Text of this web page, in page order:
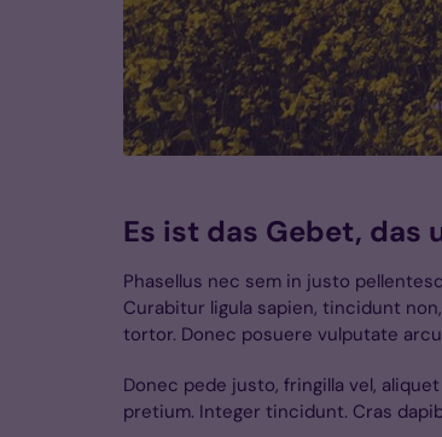
Es ist das Gebet, das
Phasellus nec sem in justo
Curabitur ligula sapien, tincidunt
tortor. Donec posuere vulputate
Donec pede justo, fringilla vel,
pretium. Integer tincidunt. Cras